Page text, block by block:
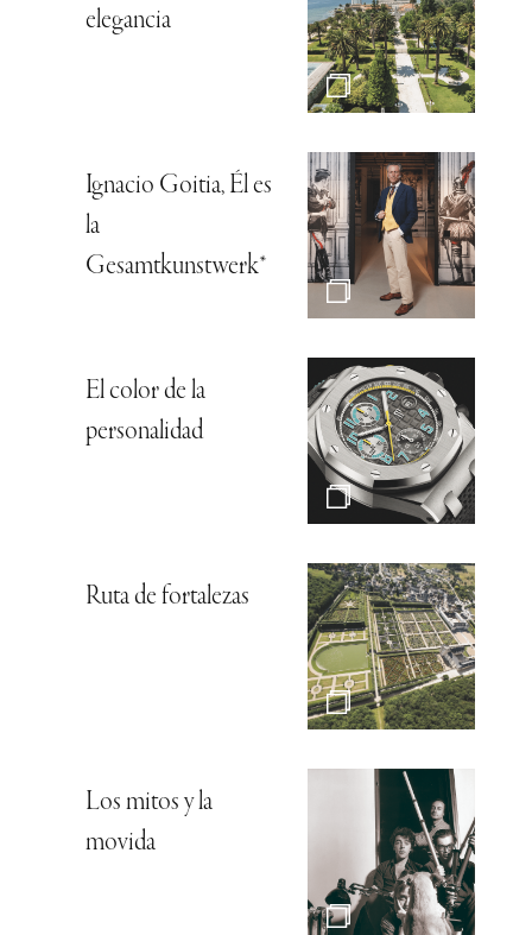
elegancia
Ignacio Goitia, Él es
la
Gesamtkunstwerk*
El color de la
personalidad
Ruta de fortalezas
Los mitos y la
movida